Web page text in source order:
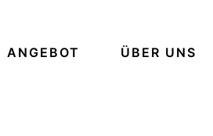
ANGEBOT ÜBER UNS